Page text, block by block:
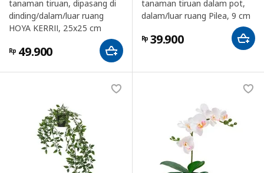
tanaman tiruan, dipasang di
dinding/dalam/luar ruang
HOYA KERRII, 25x25 cm
Rp 49.900
tanaman tiruan dalam pot,
dalam/luar ruang Pilea, 9 cm
Rp 39.900